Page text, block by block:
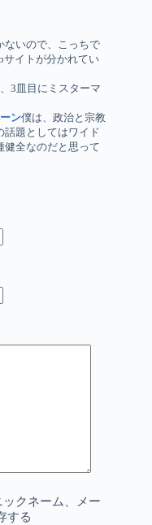
ないので、こっちで
イトが分かれてい
3皿目にミスターマ
ン僕は、政治と宗教
話題としてはワイド
健全なのだと思って
クネーム、メー
する